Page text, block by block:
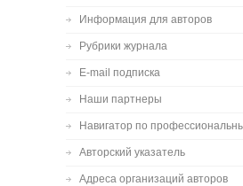
Информация для авторов
Рубрики журнала
E-mail подписка
Наши партнеры
Навигатор по
Авторский указатель
Адреса организаций авторов